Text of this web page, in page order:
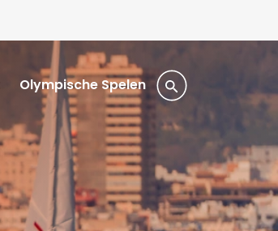
Olympische Spelen